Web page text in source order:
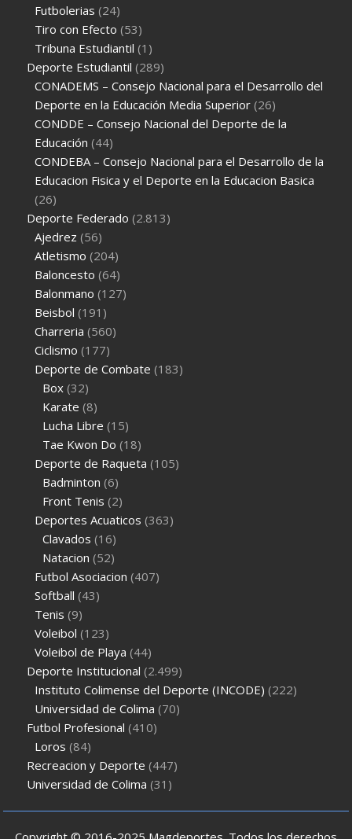
Futbolerias (24)
Tiro con Efecto (53)
Tribuna Estudiantil (1)
Deporte Estudiantil (289)
CONADEMS – Consejo Nacional para el Desarrollo del
Deporte en la Educación Media Superior (26)
CONDDE – Consejo Nacional del Deporte de la
Educación (44)
CONDEBA – Consejo Nacional para el Desarrollo de la
Educacion Fisica y el Deporte en la Educacion Basica
(26)
Deporte Federado (2.813)
Ajedrez (56)
Atletismo (204)
Baloncesto (64)
Balonmano (127)
Beisbol (191)
Charreria (560)
Ciclismo (177)
Deporte de Combate (183)
Box (32)
Karate (8)
Lucha Libre (15)
Tae Kwon Do (18)
Deporte de Raqueta (105)
Badminton (6)
Front Tenis (2)
Deportes Acuaticos (363)
Clavados (16)
Natacion (52)
Futbol Asociacion (407)
Softball (43)
Tenis (9)
Voleibol (123)
Voleibol de Playa (44)
Deporte Institucional (2.499)
Instituto Colimense del Deporte (INCODE) (222)
Universidad de Colima (70)
Futbol Profesional (410)
Loros (84)
Recreacion y Deporte (447)
Universidad de Colima (31)